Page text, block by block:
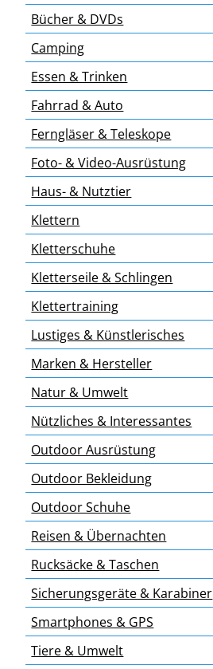
Bücher & DVDs
Camping
Essen & Trinken
Fahrrad & Auto
Ferngläser & Teleskope
Foto- & Video-Ausrüstung
Haus- & Nutztier
Klettern
Kletterschuhe
Kletterseile & Schlingen
Klettertraining
Lustiges & Künstlerisches
Marken & Hersteller
Natur & Umwelt
Nützliches & Interessantes
Outdoor Ausrüstung
Outdoor Bekleidung
Outdoor Schuhe
Reisen & Übernachten
Rucksäcke & Taschen
Sicherungsgeräte & Karabiner
Smartphones & GPS
Tiere & Umwelt